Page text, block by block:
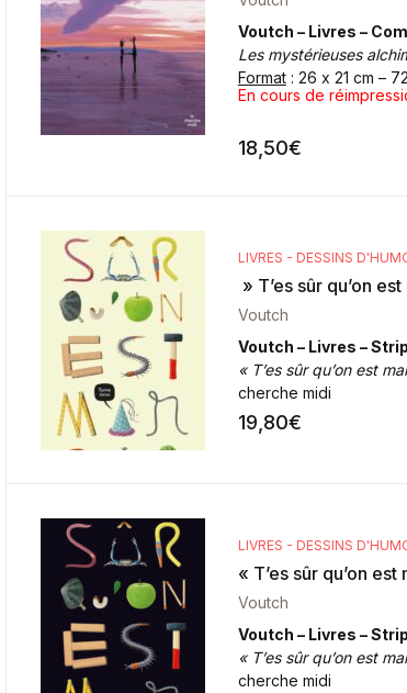
Voutch – Livres –
Les mystérieuses
Format: 26 x 21 cm –
En cours de
18,50€
LIVRES - DESSINS
» T’es sûr qu’on
Voutch
Voutch – Livres –
« T’es sûr qu’on est
cherche midi
Format: 32 x 14 cm –
19,80€
LIVRES - DESSINS
« T’es sûr qu’on
Voutch
Voutch – Livres –
« T’es sûr qu’on est
cherche midi